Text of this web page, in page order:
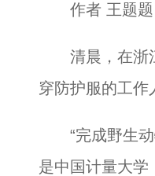
作者 王题题
清晨，在浙江
穿防护服的工
“完成野生动
是中国计量大学